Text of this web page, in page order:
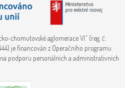
chomutovské aglomerace VI.“ (reg. č.
je financován z Operačního programu
podporu personálních a administrativních